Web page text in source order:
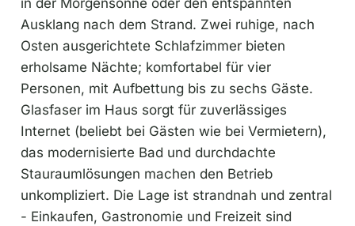
in der Morgensonne oder den entspannten
Ausklang nach dem Strand. Zwei ruhige, nach
Osten ausgerichtete Schlafzimmer bieten
erholsame Nächte; komfortabel für vier
Personen, mit Aufbettung bis zu sechs Gäste.
Glasfaser im Haus sorgt für zuverlässiges
Internet (beliebt bei Gästen wie bei Vermietern),
das modernisierte Bad und durchdachte
Stauraum­lösungen machen den Betrieb
unkompliziert. Die Lage ist strandnah und zentral
- Einkaufen, Gastronomie und Freizeit sind